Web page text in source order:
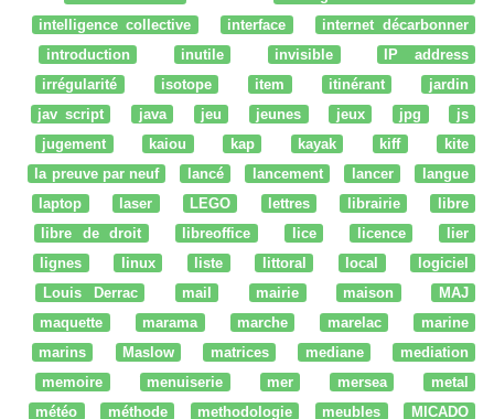
intelligence collective
interface
internet décarbonner
introduction
inutile invisible
IP address
irrégularité
isotope item itinérant
jardin
jav script
java jeu jeunes jeux jpg
js
jugement
kaiou kap kayak kiff
kite
la preuve par neuf
lancé lancement lancer
langue
laptop
laser LEGO lettres librairie
libre
libre de droit
libreoffice lice licence
lier
lignes
linux liste littoral local
logiciel
Louis Derrac
mail mairie maison
MAJ
maquette
marama marche marelac
marine
marins
Maslow matrices mediane
mediation
memoire
menuiserie mer mersea
metal
météo
méthode methodologie meubles
MICADO